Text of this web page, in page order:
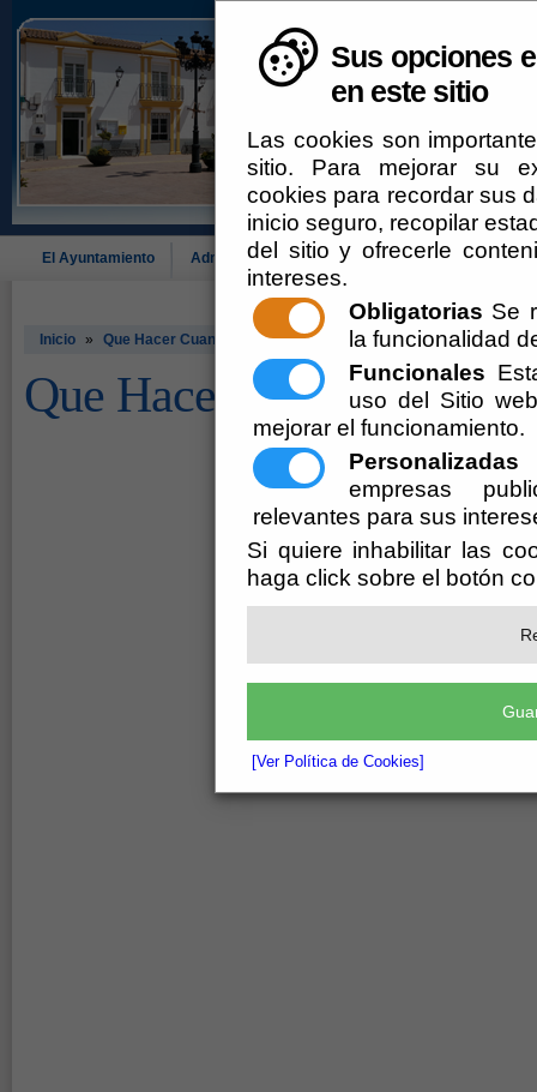
Sus opciones
en este sitio
Las cookies son
sitio. Para mejorar su
cookies para recordar sus
inicio seguro, recopilar
del sitio y ofrecerle
intereses.
Obligatorias Se
la funcionalidad
Funcionales
uso del Sitio
mejorar el funcionamiento.
Personalizadas
empresas
relevantes para sus
Si quiere inhabilitar las
haga click sobre el botón
[Ver Política de Cookies]
El Ayuntamiento Administración-e Que Hacer Cuando
Inicio » Que Hacer Cuando
Que Hacer Cuando